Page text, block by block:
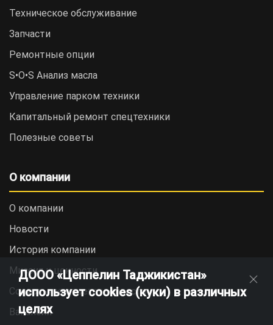
Техническое обслуживание
Запчасти
Ремонтные опции
S•O•S Анализ масла
Управление парком техники
Капитальный ремонт спецтехники
Полезные советы
О компании
О компании
Новости
История компании
Миссия и ценности
Социальная ответственность
Вакансии
ДООО «Цеппелин Таджикистан»
использует cookies (куки) в различных
целях